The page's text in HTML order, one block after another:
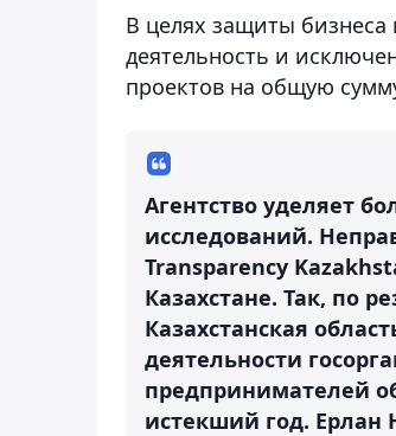
В целях защиты бизнеса
деятельность и
проектов на общую
Агентство уделяет
исследований.
Transparency
Казахстане. Так, по
Казахстанская
деятельности
предпринимателей
истекший год. Ерлан